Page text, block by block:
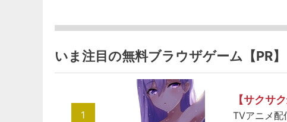
いま注目の無料ブラウザゲーム【PR】
1
【サクサ
TVアニメ配